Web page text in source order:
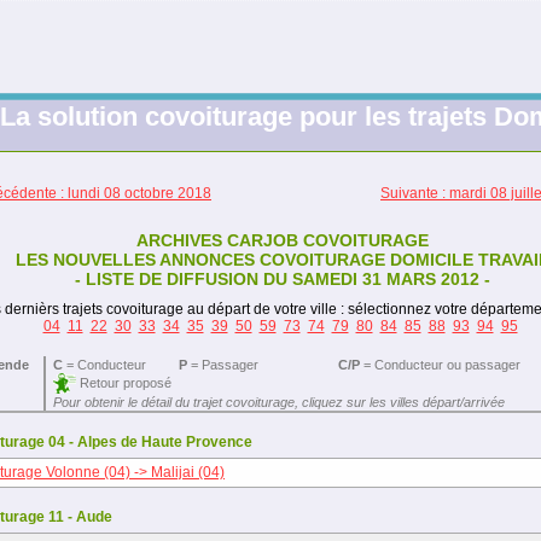
La solution covoiturage pour les trajets
: lundi 08 octobre 2018 Suivante : mardi 08
ARCHIVES CARJOB COVOITURAGE
LES NOUVELLES ANNONCES COVOITURAGE DOMICILE
- LISTE DE DIFFUSION DU SAMEDI 31 MARS 2012 -
dernièrs trajets covoiturage au départ de votre ville : sélectionnez votre
04 11 22 30 33 34 35 39 50 59 73 74 79 80 84 85 88 93 94 95
C= Conducteur P= Passager C/P= Conducteur ou passager
Retour proposé
Pour obtenir le détail du trajet covoiturage, cliquez sur les villes départ/arrivée
04 - Alpes de Haute Provence
Volonne (04) -> Malijai (04)
11 - Aude